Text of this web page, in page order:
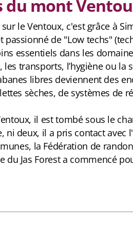
du mont
le Ventoux, c'est grâce à
passionné de "Low techs"
essentiels dans les
les transports, l’hygiène ou la
libres deviennent des
sèches, de systèmes de
il est tombé sous le
ni deux, il a pris contact
la Fédération de
du Jas Forest a commencé